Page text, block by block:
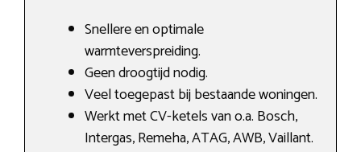
Snellere en optimale
warmteverspreiding.
Geen droogtijd nodig.
Veel toegepast bij bestaande woningen.
Werkt met CV-ketels van o.a. Bosch,
Intergas, Remeha, ATAG, AWB, Vaillant.